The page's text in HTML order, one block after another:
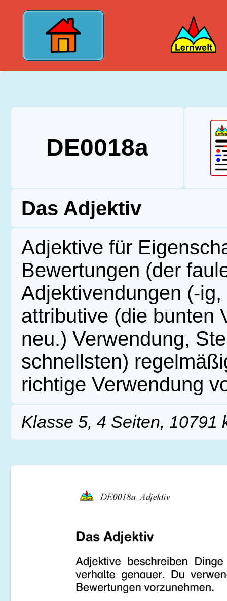
DE0018a
Das Adjektiv
Adjektive für
Bewertungen (der
Adjektivendungen (-
attributive (die bunten
neu.) Verwendung,
schnellsten)
richtige Verwendung
Klasse 5, 4 Seiten, 10791